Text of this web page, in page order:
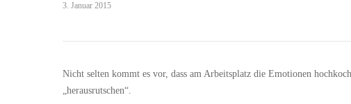
3. Januar 2015
Nicht selten kommt es vor, dass am Arbeitsplatz die Emotionen
„herausrutschen“.